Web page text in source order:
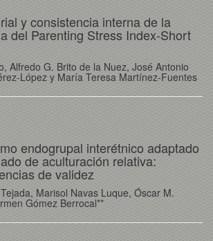
y consistencia interna de la
del Parenting Stress Index-Short
Alfredo G. Brito de la Nuez, José Antonio
López y María Teresa Martínez-Fuentes
endogrupal interétnico adaptado
de aculturación relativa:
de validez
Marisol Navas Luque, Óscar M.
Gómez Berrocal**